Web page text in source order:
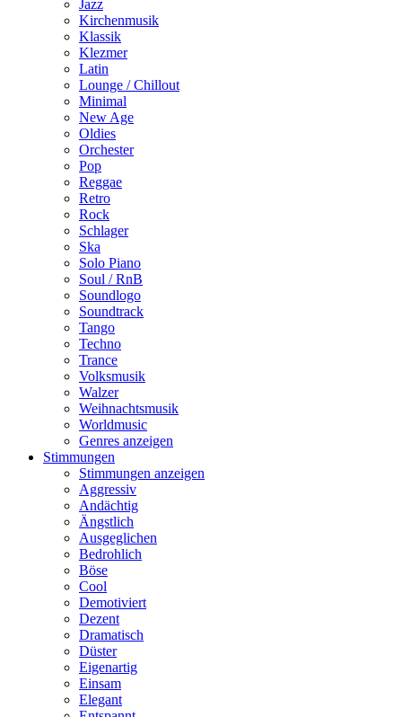
Jazz
Kirchenmusik
Klassik
Klezmer
Latin
Lounge / Chillout
Minimal
New Age
Oldies
Orchester
Pop
Reggae
Retro
Rock
Schlager
Ska
Solo Piano
Soul / RnB
Soundlogo
Soundtrack
Tango
Techno
Trance
Volksmusik
Walzer
Weihnachtsmusik
Worldmusic
Genres anzeigen
Stimmungen
Stimmungen anzeigen
Aggressiv
Andächtig
Ängstlich
Ausgeglichen
Bedrohlich
Böse
Cool
Demotiviert
Dezent
Dramatisch
Düster
Eigenartig
Einsam
Elegant